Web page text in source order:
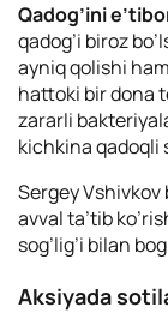
Qadog’ini
qadog’i biroz
ayniq qolishi
hattoki bir dona
zararli
kichkina qadoqli
Sergey
avval ta’tib
sog’lig’i bilan
Aksiyada